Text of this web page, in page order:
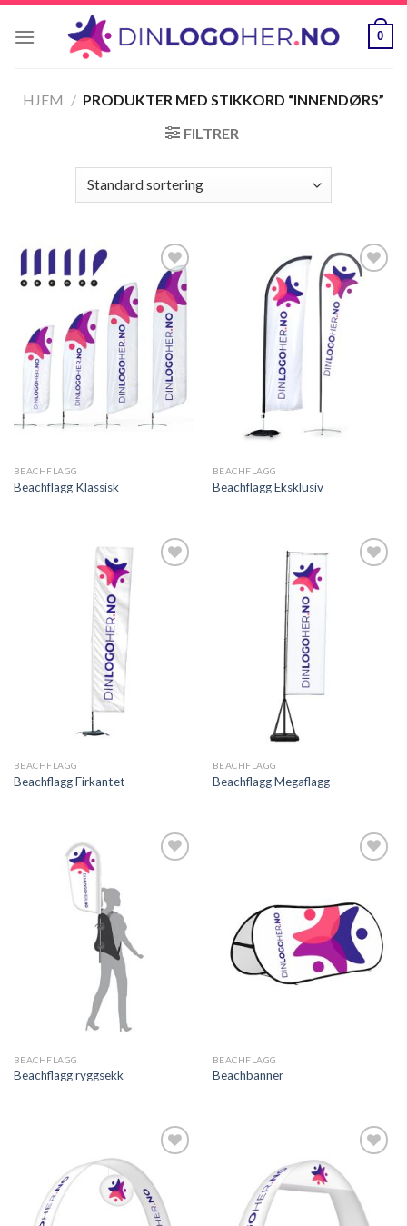
Skip
0
HJEM / PRODUKTER MED STIKKORD “INNENDØRS”
FILTRER
Legg til
ønskeliste
BEACHFLAGG
Beachflagg Klassisk
ønskeliste
BEACHFLAGG
Beachflagg Eksklusiv
BEACHFLAGG
Beachflagg Firkantet
BEACHFLAGG
Beachflagg Megaflagg
BEACHFLAGG
Beachflagg ryggsekk
Legg til
ønskeliste
BEACHFLAGG
Beachbanner
Legg til
ønskeliste
Legg til
ønskeliste